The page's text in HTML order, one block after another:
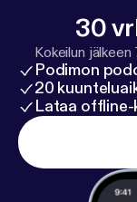
30
Kokeilun
Podimon
20
Lataa